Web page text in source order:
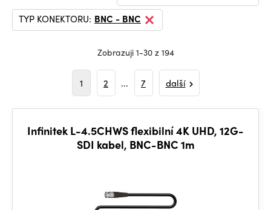
TYP KONEKTORU: BNC - BNC
Zobrazuji 1-30 z 194
1 2 ... 7 další
Infinitek L-4.5CHWS flexibilní 4K UHD, 12G-
SDI kabel, BNC-BNC 1m